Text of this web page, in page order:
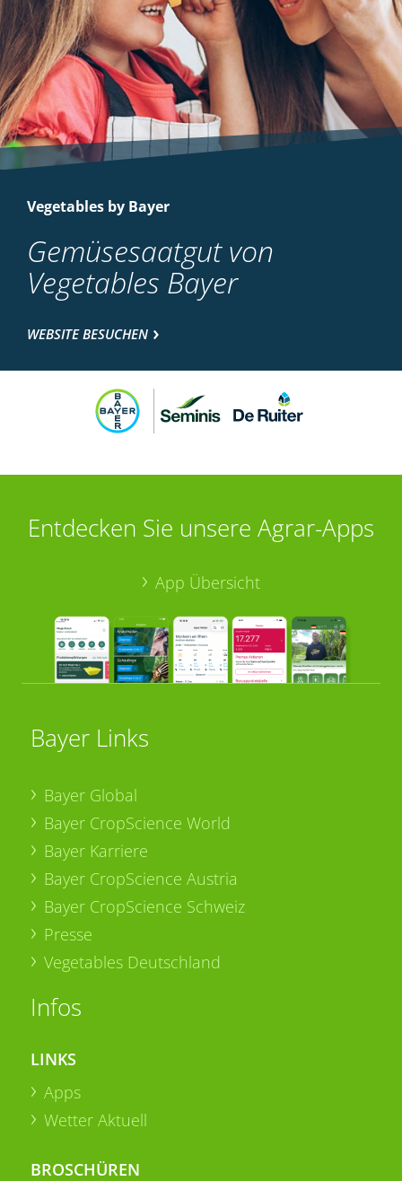
Vegetables by Bayer
Gemüsesaatgut von
Vegetables Bayer
WEBSITE BESUCHEN
Entdecken Sie unsere Agrar-Apps
App Übersicht
Bayer Links
Bayer Global
Bayer CropScience World
Bayer Karriere
Bayer CropScience Austria
Bayer CropScience Schweiz
Presse
Vegetables Deutschland
Infos
LINKS
Apps
Wetter Aktuell
BROSCHÜREN